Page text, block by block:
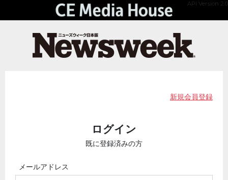
API Version 2.0
新規会員登録
ログイン
既に登録済みの方
メールアドレス